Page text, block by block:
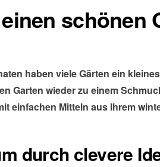
schönen
haben viele Gärten ein
Garten wieder zu einem
einfachen Mitteln aus Ihrem
durch clevere